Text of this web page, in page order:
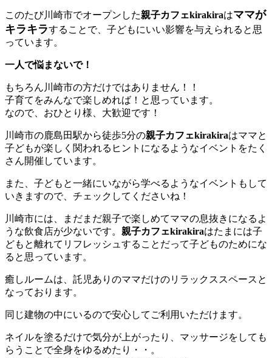
このたび川崎市でオープンした親子カフェkirakiraはママが
キラキラすることで、子どもにいい影響を与えられると思
っています。
一人で悩まないで！
もちろん川崎市の方だけではありません！！
子育てをみんなで楽しめれば！と思っています。
なので、おひとり様、大歓迎です！
川崎市の鹿島田駅から徒歩5分の親子カフェkirakiraはママと
子どもが楽しく関われるヒントになるようなイベントをたく
さん開催しています。
また、子どもと一緒にいながら学べるようなイベントもして
いきますので、チェックしてくださいね！
川崎市には、まだまだ親子で楽しめてママの息抜きになるよ
うな飲食店が少ないです。 親子カフェkirakiraはたまには子
どもと離れてリフレッシュすることだって子どものためにな
ると思っています。
癒しルームは、託児ありのママだけのリラックススペースと
なっております。
同じ建物の中にいるので安心してご利用いただけます。
ネイルを塗るだけで気分が上がったり、マッサージをしても
らうことで全身をゆるめたり・・。